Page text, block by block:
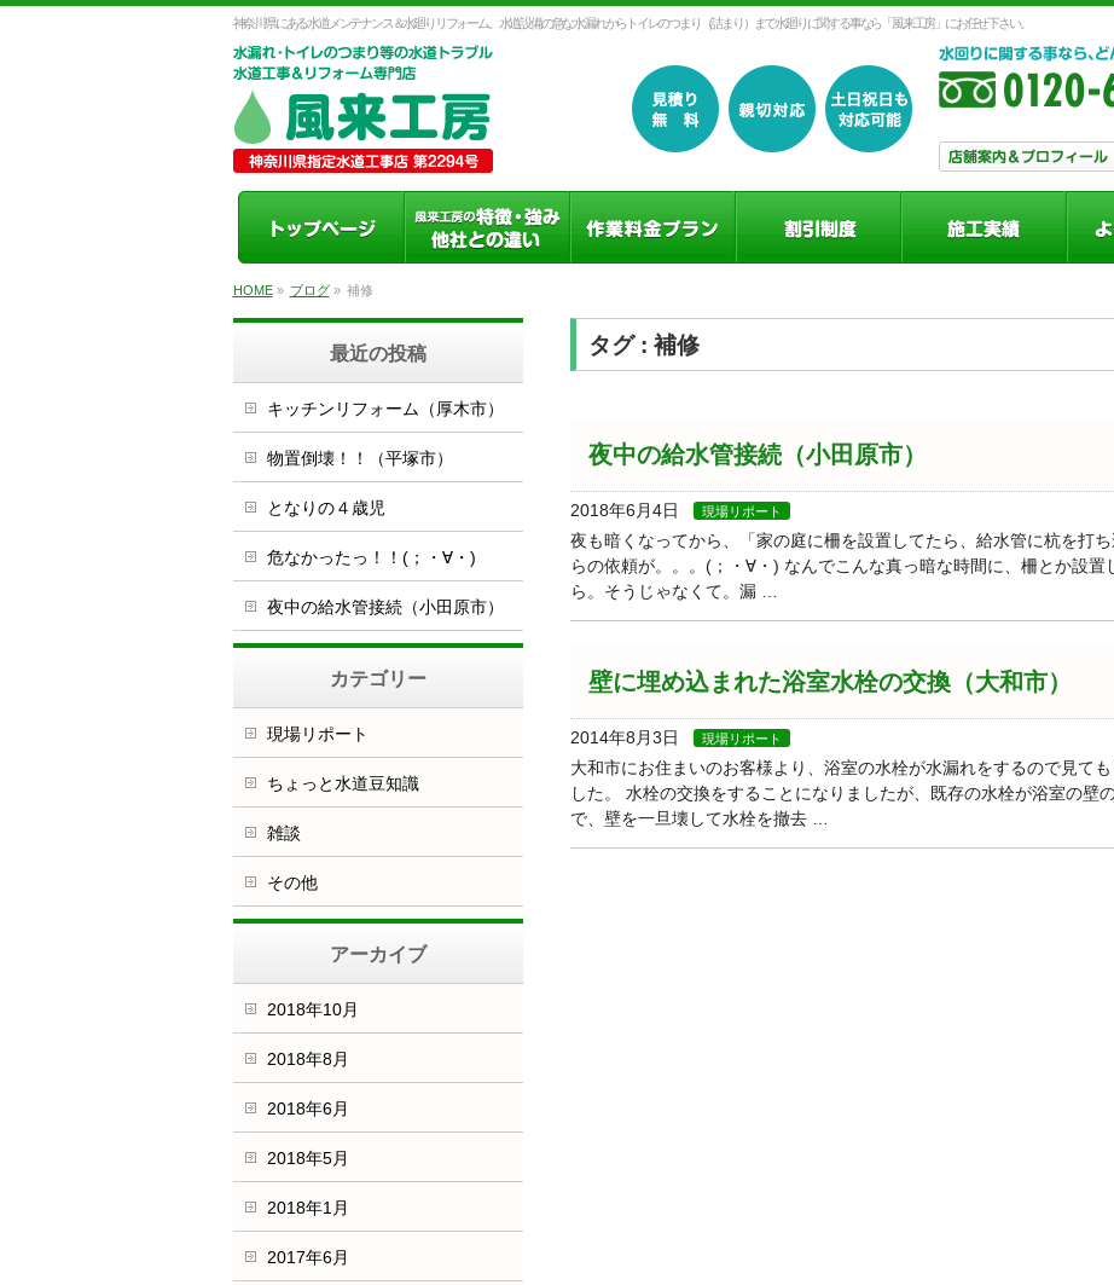
神奈川県にある水道メンテナンス＆水廻りリフォーム。水道設備の急な水漏れからトイレのつまり（詰まり）まで水廻りに関する事なら「風来工房」にお任せ下さい。
HOME» ブログ» 補修
タグ : 補修
夜中の給水管接続（小田原市）
2018年6月4日 現場リポート
夜も暗くなってから、「家の庭に柵を設置してたら、給水管に杭を打
らの依頼が。。。(；・∀・) なんでこんな真っ暗な時間に、柵とか設
ら。そうじゃなくて。漏 …
壁に埋め込まれた浴室水栓の交換（大和市）
2014年8月3日 現場リポート
大和市にお住まいのお客様より、浴室の水栓が水漏れをするので見て
した。 水栓の交換をすることになりましたが、既存の水栓が浴室の壁
で、壁を一旦壊して水栓を撤去 …
最近の投稿
キッチンリフォーム（厚木市）
物置倒壊！！（平塚市）
となりの４歳児
危なかったっ！！(；・∀・)
夜中の給水管接続（小田原市）
カテゴリー
現場リポート
ちょっと水道豆知識
雑談
その他
アーカイブ
2018年10月
2018年8月
2018年6月
2018年5月
2018年1月
2017年6月